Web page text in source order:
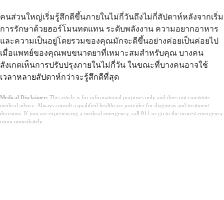
คนส่วนใหญ่เริ่มรู้สึกดีขึ้นภายในไม่กี่วันถึงไม่กี่สัปดาห์หลังจากเริ่ม
การรักษาด้วยฮอร์โมนทดแทน ระดับพลังงาน ความอยากอาหาร
และความเป็นอยู่โดยรวมของคุณมักจะดีขึ้นอย่างค่อยเป็นค่อยไป
เมื่อแพทย์ของคุณพบขนาดยาที่เหมาะสมสำหรับคุณ บางคน
สังเกตเห็นการปรับปรุงภายในไม่กี่วัน ในขณะที่บางคนอาจใช้
เวลาหลายสัปดาห์กว่าจะรู้สึกดีที่สุด
Medical Disclaimer: This article is for informational purposes only and does not constitute
medical advice. Always consult a qualified healthcare provider for diagnosis and treatment
decisions. If you are experiencing a medical emergency, call 911 or go to the nearest emergency
room immediately.